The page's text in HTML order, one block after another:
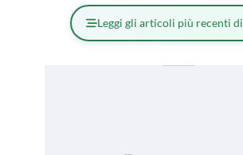
Leggi gli articoli più recenti di